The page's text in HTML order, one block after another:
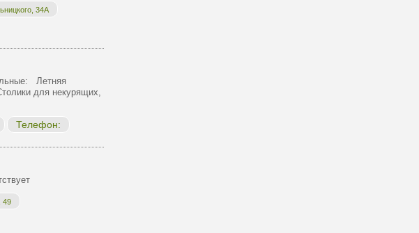
34А
Летняя
для некурящих,
Телефон:
49